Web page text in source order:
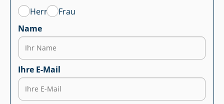
Herr
Frau
Name
Ihre E-Mail